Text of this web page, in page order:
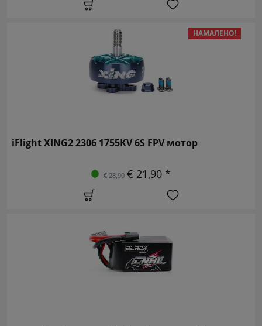
НАМАЛЕНО!
iFlight XING2 2306 1755KV 6S FPV мотор
€ 28,90 € 21,90 *